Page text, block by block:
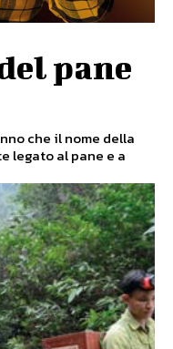
pane
che il nome della
legato al pane e a